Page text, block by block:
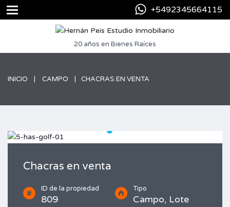
+5492345664115
20 años en Bienes Raíces
INICIO CAMPO CHACRAS EN VENTA
Chacras en venta
ID de la propiedad
809
Tipo
Campo, Lote